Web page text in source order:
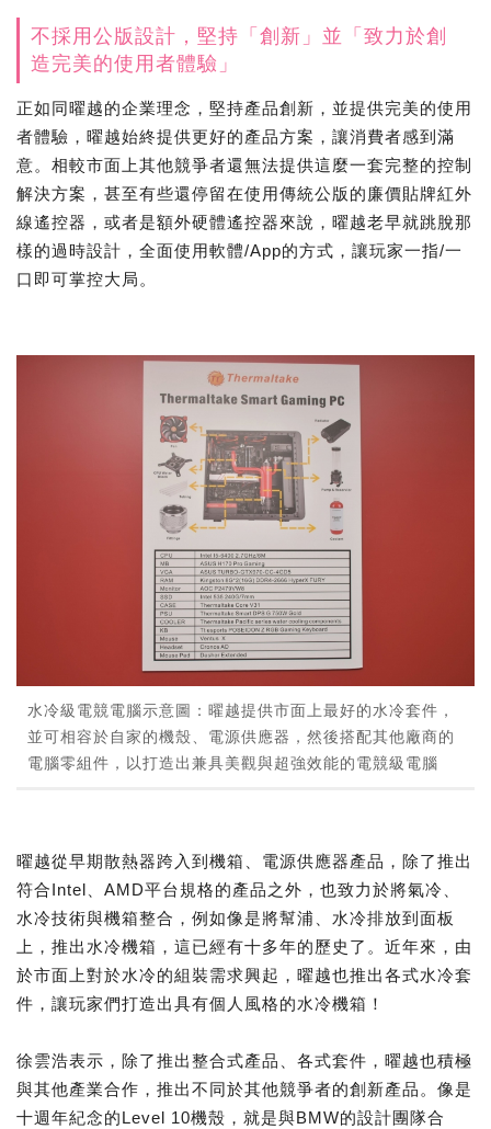
不採用公版設計，堅持「創新」並「致力於創
造完美的使用者體驗」
正如同曜越的企業理念，堅持產品創新，並提供完美的使用
者體驗，曜越始終提供更好的產品方案，讓消費者感到滿
意。相較市面上其他競爭者還無法提供這麼一套完整的控制
解決方案，甚至有些還停留在使用傳統公版的廉價貼牌紅外
線遙控器，或者是額外硬體遙控器來說，曜越老早就跳脫那
樣的過時設計，全面使用軟體/App的方式，讓玩家一指/一
口即可掌控大局。
水冷級電競電腦示意圖：曜越提供市面上最好的水冷套件，
並可相容於自家的機殼、電源供應器，然後搭配其他廠商的
電腦零組件，以打造出兼具美觀與超強效能的電競級電腦
曜越從早期散熱器跨入到機箱、電源供應器產品，除了推出
符合Intel、AMD平台規格的產品之外，也致力於將氣冷、
水冷技術與機箱整合，例如像是將幫浦、水冷排放到面板
上，推出水冷機箱，這已經有十多年的歷史了。近年來，由
於市面上對於水冷的組裝需求興起，曜越也推出各式水冷套
件，讓玩家們打造出具有個人風格的水冷機箱！
徐雲浩表示，除了推出整合式產品、各式套件，曜越也積極
與其他產業合作，推出不同於其他競爭者的創新產品。像是
十週年紀念的Level 10機殼，就是與BMW的設計團隊合